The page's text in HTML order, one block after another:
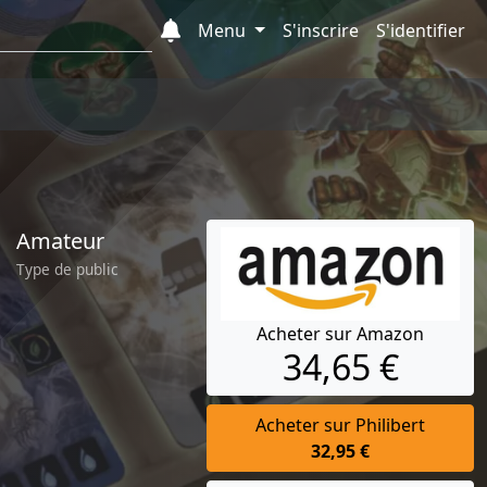
Menu
S'inscrire S'identifier
Amateur
Type de public
Acheter sur Amazon
34,65 €
Acheter sur Philibert
32,95 €